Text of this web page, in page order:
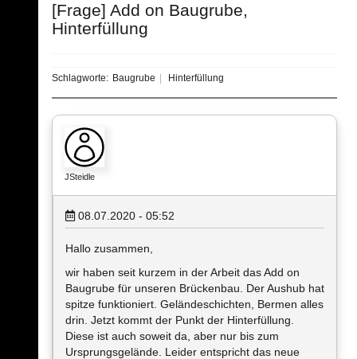
[Frage] Add on Baugrube,
Hinterfüllung
Schlagworte: Baugrube Hinterfüllung
JSteidle
08.07.2020 - 05:52
Hallo zusammen,
wir haben seit kurzem in der Arbeit das Add on
Baugrube für unseren Brückenbau. Der Aushub hat
spitze funktioniert. Geländeschichten, Bermen alles
drin. Jetzt kommt der Punkt der Hinterfüllung.
Diese ist auch soweit da, aber nur bis zum
Ursprungsgelände. Leider entspricht das neue